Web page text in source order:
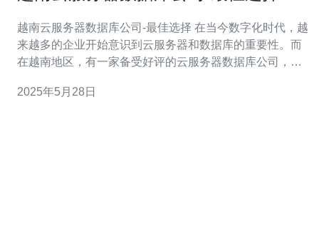
越南云服务器数据库公司-最佳选择 在当今数字化时代，越
来越多的企业开始意识到云服务器和数据库的重要性。而
在越南地区，有一家备受好评的云服务器数据库公司，为
是小型创业公司，越南云服务器数据库公司都是您的最佳
2025年5月28日